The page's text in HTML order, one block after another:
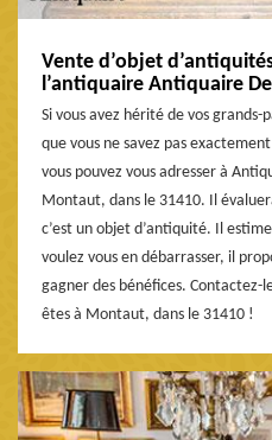
Vente d’objet
l’antiquaire Antiquaire
Si vous avez hérité de vos
que vous ne savez pas
vous pouvez vous adresser à
Montaut, dans le 31410. Il
c’est un objet d’antiquité. Il
voulez vous en débarrasser, il
gagner des bénéfices. Contactez-
êtes à Montaut, dans le 31410 !